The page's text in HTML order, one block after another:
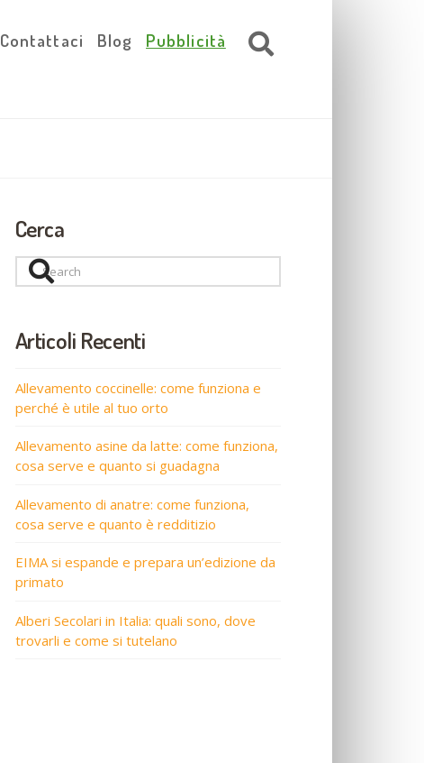
Contattaci Blog Pubblicità
Cerca
Search
Articoli Recenti
Allevamento coccinelle: come funziona e
perché è utile al tuo orto
Allevamento asine da latte: come funziona,
cosa serve e quanto si guadagna
Allevamento di anatre: come funziona,
cosa serve e quanto è redditizio
EIMA si espande e prepara un’edizione da
primato
Alberi Secolari in Italia: quali sono, dove
trovarli e come si tutelano